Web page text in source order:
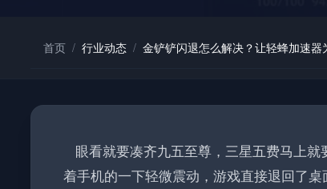
首页 / 行业动态 / 金铲铲闪退怎么解决？让轻蜂加速器
眼看就要凑齐九五至尊，三星五费马上就
着手机的一下轻微震动，游戏直接退回了